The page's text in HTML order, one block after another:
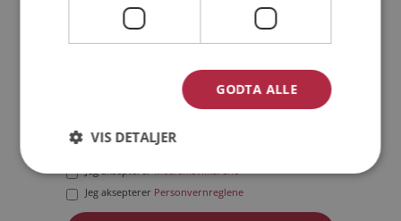
Jeg akseptererMedlemsvilkårene
Jeg aksepterer Personvernreglene
GODTA ALLE
VIS DETALJER